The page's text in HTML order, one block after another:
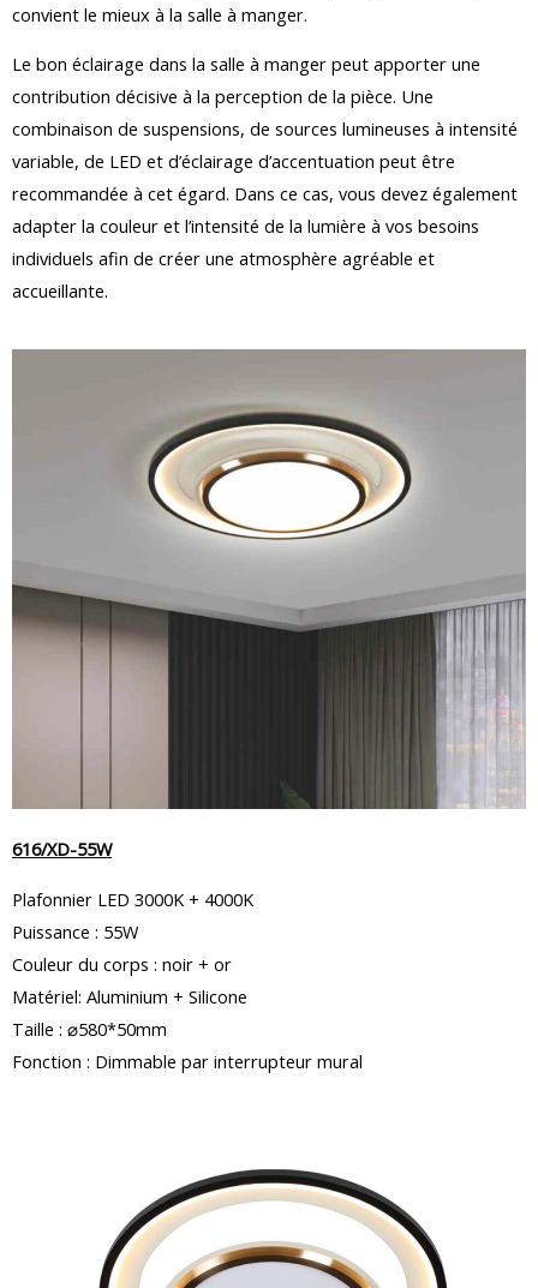
convient le mieux à la salle à manger.
Le bon éclairage dans la salle à manger peut apporter une
contribution décisive à la perception de la pièce. Une
combinaison de suspensions, de sources lumineuses à intensité
variable, de LED et d’éclairage d’accentuation peut être
recommandée à cet égard. Dans ce cas, vous devez également
adapter la couleur et l’intensité de la lumière à vos besoins
individuels afin de créer une atmosphère agréable et
accueillante.
616/XD-55W
Plafonnier LED 3000K + 4000K
Puissance : 55W
Couleur du corps : noir + or
Matériel: Aluminium + Silicone
Taille : ⌀580*50mm
Fonction : Dimmable par interrupteur mural